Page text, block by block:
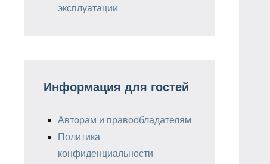
эксплуатации
Информация для гостей
Авторам и правообладателям
Политика
конфиденциальности